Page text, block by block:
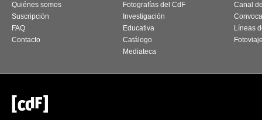
Quiénes somos
Suscripción
FAQ
Contacto
Fotografías del CdF
Investigación
Educativa
Catálogo
Mediateca
Canal
Líneas